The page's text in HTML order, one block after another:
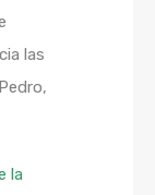
las
la